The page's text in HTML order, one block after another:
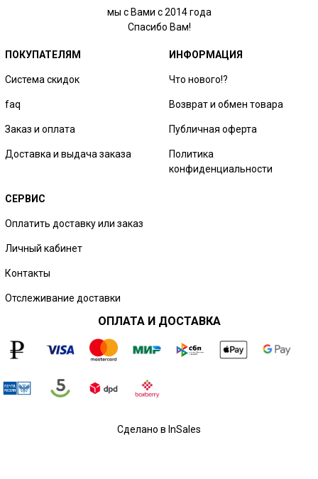
мы с Вами с 2014 года
Спасибо Вам!
ПОКУПАТЕЛЯМ
Система скидок
faq
Заказ и оплата
Доставка и выдача заказа
ИНФОРМАЦИЯ
Что нового!?
Возврат и обмен товара
Публичная оферта
Политика
конфиденциальности
СЕРВИС
Оплатить доставку или заказ
Личный кабинет
Контакты
Отслеживание доставки
ОПЛАТА И ДОСТАВКА
Сделано в InSales